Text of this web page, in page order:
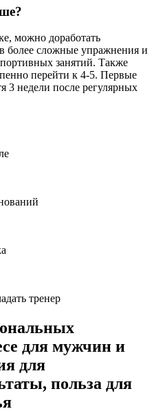
можно доработать
более сложные упражнения и
занятий. Также
перейти к 4-5. Первые
3 недели после регулярных
тренер
для мужчин и
для
польза для